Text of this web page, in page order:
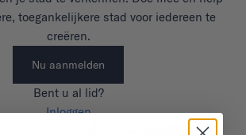
toegankelijkere stad voor iedereen te
creëren.
Nu aanmelden
Bent u al lid?
Inloggen